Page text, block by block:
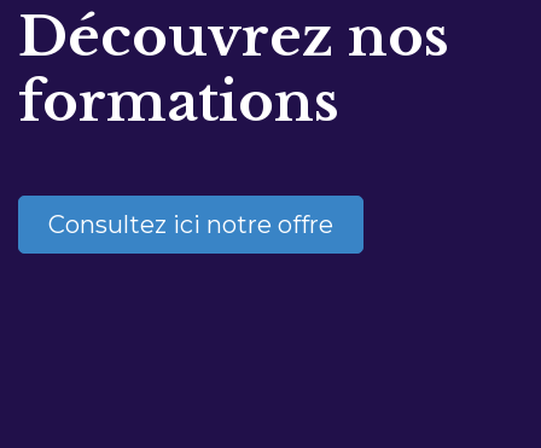
Découvrez nos
formations
Consultez ici notre offre